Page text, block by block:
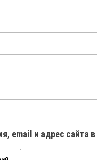
email и адрес сайта